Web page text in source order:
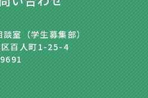
室（学生募集部）
百人町1-25-4